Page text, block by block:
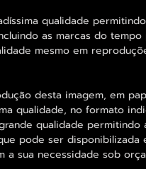
qualidade
as marcas do
mesmo em
desta imagem, em
qualidade, no formato
qualidade permitindo
pode ser disponibilizada
a sua necessidade sob